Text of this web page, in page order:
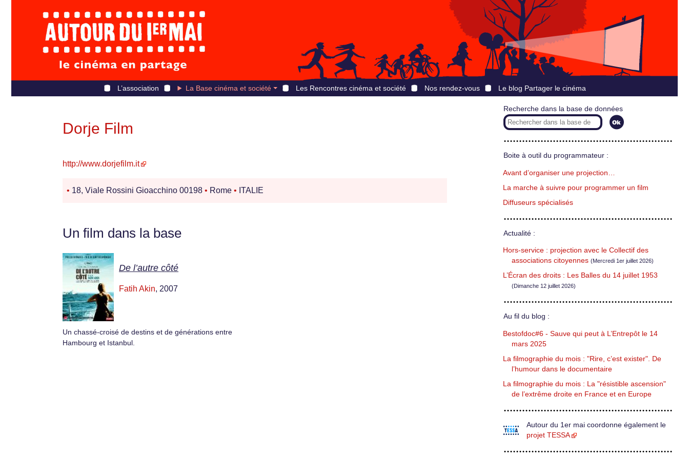
L’association La Base cinéma et société Les Rencontres cinéma et société Nos rendez-vous Le blog Partager le cinéma
Dorje Film
http://www.dorjefilm.it
• 18, Viale Rossini Gioacchino 00198 • Rome • ITALIE
Un film dans la base
De l’autre côté
Fatih Akin, 2007
Un chassé-croisé de destins et de générations entre
Hambourg et Istanbul.
Recherche dans la base de données
Boite à outil du programmateur :
Avant d’organiser une projection…
La marche à suivre pour programmer un film
Diffuseurs spécialisés
Actualité :
Hors-service : projection avec le Collectif des
associations citoyennes (Mercredi 1er juillet 2026)
L’Écran des droits : Les Balles du 14 juillet 1953
(Dimanche 12 juillet 2026)
Au fil du blog :
Bestofdoc#6 - Sauve qui peut à L’Entrepôt le 14
mars 2025
La filmographie du mois : "Rire, c’est exister". De
l’humour dans le documentaire
La filmographie du mois : La "résistible ascension"
de l’extrême droite en France et en Europe
Autour du 1er mai coordonne également le
projet TESSA